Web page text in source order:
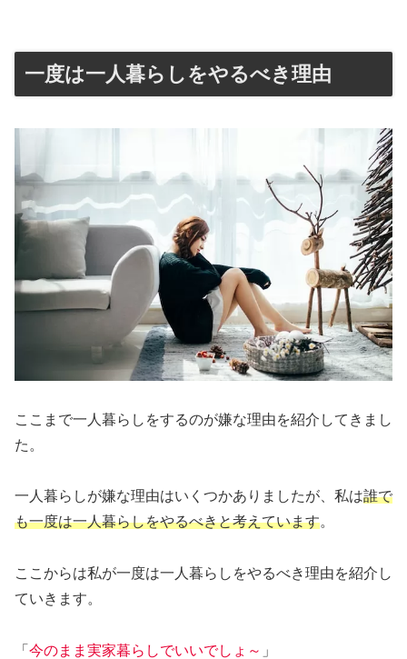
一度は一人暮らしをやるべき理由
ここまで一人暮らしをするのが嫌な理由を紹介してきまし
た。
一人暮らしが嫌な理由はいくつかありましたが、私は誰で
も一度は一人暮らしをやるべきと考えています。
ここからは私が一度は一人暮らしをやるべき理由を紹介し
ていきます。
「 今のまま実家暮らしでいいでしょ～ 」